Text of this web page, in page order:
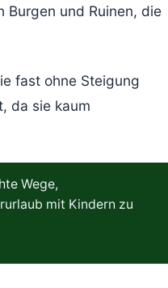
und Ruinen, die
fast ohne Steigung
da sie kaum
Wege,
mit Kindern zu